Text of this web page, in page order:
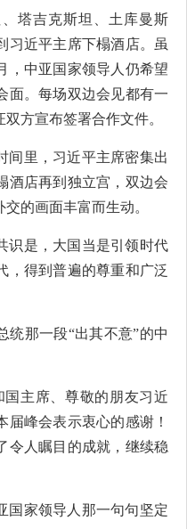
塔吉克斯坦、土库曼斯
习近平主席下榻酒店。虽
，中亚国家领导人仍希望
面。每场双边会见都有一
方宣布签署合作文件。
间里，习近平主席密集出
酒店再到独立宫，双边会
的画面丰富而生动。
识是，大国当是引领时代
，得到普遍的尊重和广泛
统那一段“出其不意”的中
主席、尊敬的朋友习近
峰会表示衷心的感谢！
令人瞩目的成就，继续稳
国家领导人那一句句坚定